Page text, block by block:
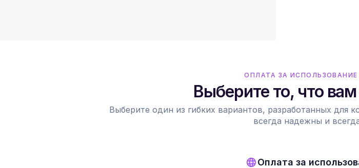
ОПЛАТА ЗА
Выберите то, что
Выберите один из гибких вариантов, разработанных для
всегда надежны и
Оплата за